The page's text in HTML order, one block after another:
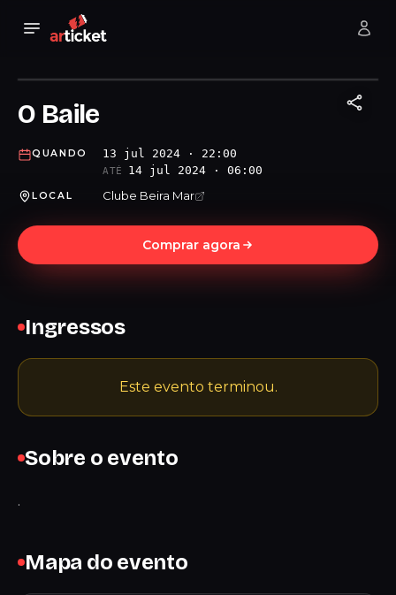
O Baile
QUANDO 13 jul 2024 · 22:00
ATÉ 14 jul 2024 · 06:00
LOCAL Clube Beira Mar
Comprar agora
Sobre o evento
.
Mapa do evento
Ingressos
Este evento terminou.